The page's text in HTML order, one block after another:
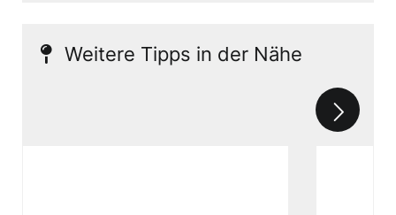
Weitere Tipps in der Nähe